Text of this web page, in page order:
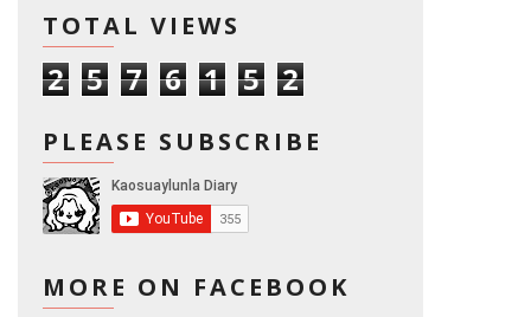
TOTAL VIEWS
2 5 7 6 1 5 2
PLEASE SUBSCRIBE
MORE ON FACEBOOK